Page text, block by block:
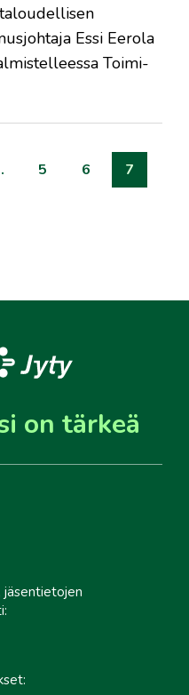
Essi Eerola
Toimi-
5 6 7
on tärkeä
jäsentietojen